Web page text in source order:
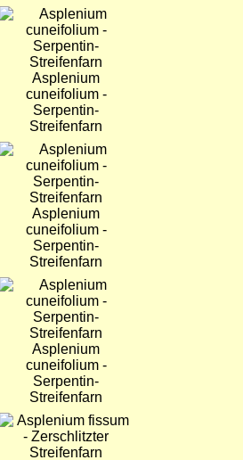
Bild
Asplenium
cuneifolium -
Serpentin-
Streifenfarn
Bild
Asplenium
cuneifolium -
Serpentin-
Streifenfarn
Bild
Asplenium
cuneifolium -
Serpentin-
Streifenfarn
Bild